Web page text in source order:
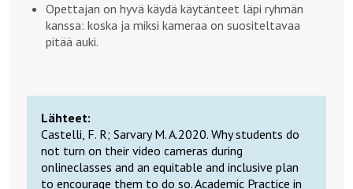
Opettajan on hyvä käydä käytänteet läpi ryhmän
kanssa: koska ja miksi kameraa on suositeltavaa
pitää auki.
Lähteet:
Castelli, F. R; Sarvary M. A.2020. Why students do
not turn on their video cameras during
onlineclasses and an equitable and inclusive plan
to encourage them to do so. Academic Practice in